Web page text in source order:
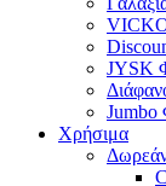
JYSK
Jumbo
Χρήσιμα